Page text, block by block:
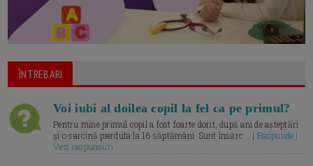
ÎNTREBARI
Voi iubi al doilea copil la fel ca pe primul?
Pentru mine primul copil a fost foarte dorit, după ani de așteptări
și o sarcină pierduta la 16 săptămâni. Sunt însărc... | Raspunde |
Vezi raspunsuri